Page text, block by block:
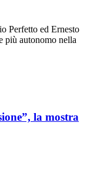
Perfetto ed Ernesto
più autonomo nella
la mostra